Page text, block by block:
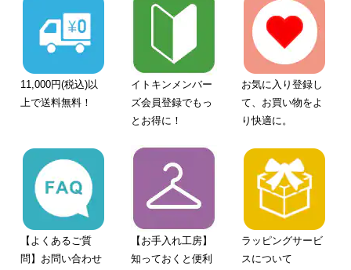
11,000円(税込)以
上で送料無料！
イトキンメンバー
ズ会員登録でもっ
とお得に！
お気に入り登録し
て、お買い物をよ
り快適に。
【よくあるご質
問】お問い合わせ
【お手入れ工房】
知っておくと便利
ラッピングサービ
スについて